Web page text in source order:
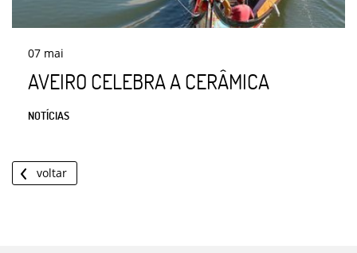
07 mai
AVEIRO CELEBRA A CERÂMICA
NOTÍCIAS
voltar